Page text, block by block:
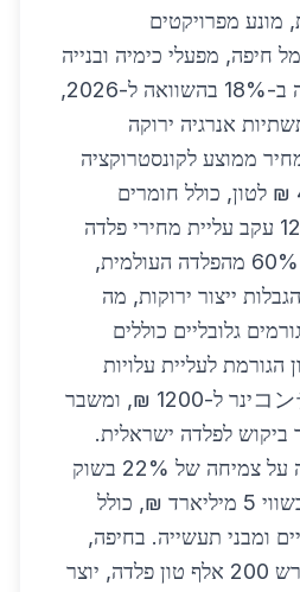
מונע מפרויקטים
חיפה, מפעלי כימיה ובנייה
מסחרית. הביקוש עלה ב-18% בהשוואה ל-2026,
אנרגיה ירוקה
ממוצע לקונסטרוקציה
כבדה עומד על 4800 ₪ לטון, כולל חומרים
ועבודה, עלייה של 12% עקב עליית מחירי פלדה
גלובליים. סין, ספקית 60% מהפלדה העולמית,
ייצור ירוקות, מה
גלובליים כוללים
הגורמת לעליית עלויות
הובלה מ-800 ₪ לコンテינר ל-1200 ₪, ומשבר
ביקוש לפלדה ישראלית.
תחזית 2026 מצביעה על צמיחה של 22% בשוק
חיפה, עם פרויקטים בשווי 5 מיליארד ₪, כולל
ומבני תעשייה. בחיפה,
נמל המפרץ החדש דורש 200 אלף טון פלדה, יוצר